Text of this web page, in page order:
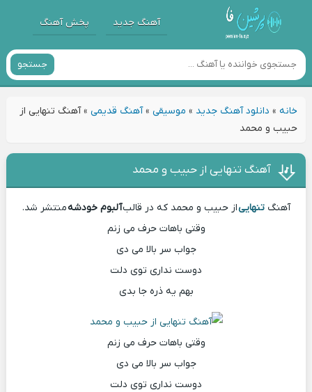
آهنگ جدید پخش آهنگ
جستجو
خانه» دانلود آهنگ جدید » موسیقی»آهنگ قدیمی»آهنگ تنهایی از
حبیب و محمد
آهنگ تنهایی از حبیب و محمد
آهنگتنهاییاز حبیب و محمد که در قالبآلبوم خودشهمنتشر شد.
وقتی باهات حرف می زنم
جواب سر بالا می دی
دوست نداری توی دلت
بهم یه ذره جا بدی
وقتی باهات حرف می زنم
جواب سر بالا می دی
دوست نداری توی دلت